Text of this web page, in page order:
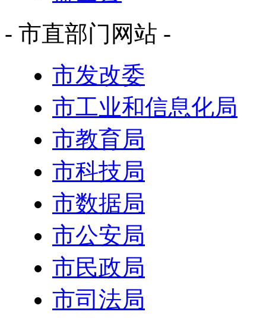
- 市直部门网站 -
市发改委
市工业和信息化局
市教育局
市科技局
市数据局
市公安局
市民政局
市司法局